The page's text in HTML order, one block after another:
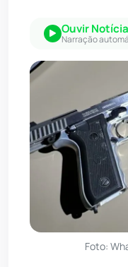
Ouvir Notícia
Narração
Foto: